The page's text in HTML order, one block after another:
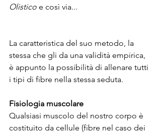
Olistico e così via...
La caratteristica del suo metodo, la
stessa che gli da una validità empirica,
è appunto la possibilità di allenare tutti
i tipi di fibre nella stessa seduta.
Fisiologia muscolare
Qualsiasi muscolo del nostro corpo è
costituito da cellule (fibre nel caso dei